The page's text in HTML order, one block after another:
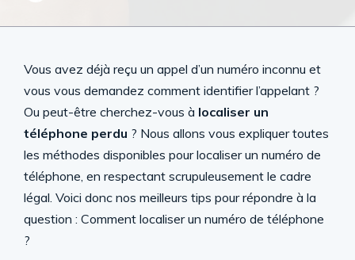
Vous avez déjà reçu un appel d’un numéro inconnu et
vous vous demandez comment identifier l’appelant ?
Ou peut-être cherchez-vous à localiser un
téléphone perdu ? Nous allons vous expliquer toutes
les méthodes disponibles pour localiser un numéro de
téléphone, en respectant scrupuleusement le cadre
légal. Voici donc nos meilleurs tips pour répondre à la
question : Comment localiser un numéro de téléphone
?